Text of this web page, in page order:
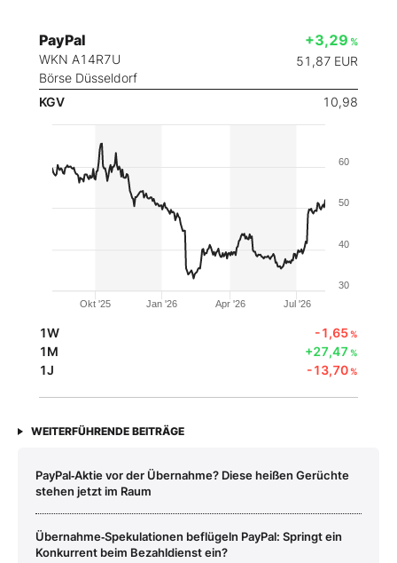
PayPal
WKN A14R7U
Börse Düsseldorf
+3,29 %
51,87 EUR
KGV 10,98
Okt '25 Jan '26 Apr '26 Jul '26
30
40
50
60
1W -1,65%
1M +27,47 %
1J -13,70%
WEITERFÜHRENDE BEITRÄGE
PayPal‑Aktie vor der Übernahme? Diese heißen Gerüchte
stehen jetzt im Raum
Übernahme‑Spekulationen beflügeln PayPal: Springt ein
Konkurrent beim Bezahldienst ein?